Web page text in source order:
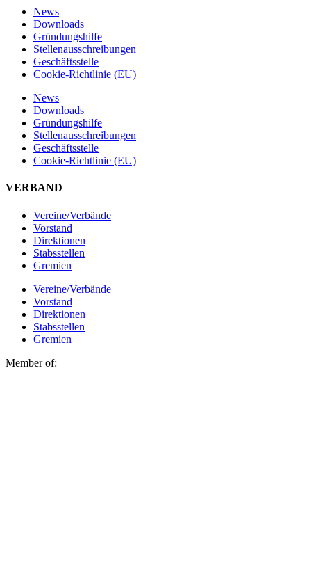
News
Downloads
Gründungshilfe
Stellen­ausschreibungen
Geschäftsstelle
Cookie-Richtlinie (EU)
News
Downloads
Gründungshilfe
Stellen­ausschreibungen
Geschäftsstelle
Cookie-Richtlinie (EU)
VERBAND
Vereine/Verbände
Vorstand
Direktionen
Stabsstellen
Gremien
Vereine/Verbände
Vorstand
Direktionen
Stabsstellen
Gremien
Member of: